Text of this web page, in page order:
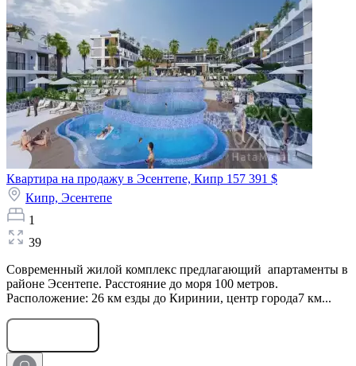
Квартира на продажу в Эсентепе, Кипр 157 391 $
Кипр, Эсентепе
1
39
Современный жилой комплекс предлагающий апартаменты в
районе Эсентепе. Расстояние до моря 100 метров.
Расположение: 26 км езды до Киринии, центр города7 км...